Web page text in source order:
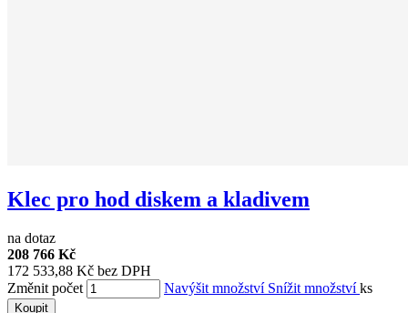
Klec pro hod diskem a kladivem
na dotaz
208 766 Kč
172 533,88 Kč bez DPH
Změnit počet
Navýšit množství Snížit množstvíks
Koupit